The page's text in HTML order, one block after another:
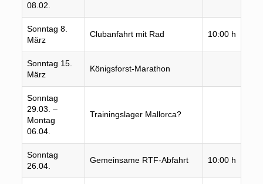
08.02.
Sonntag 8.
März
Clubanfahrt mit Rad 10:00 h
Sonntag 15.
März
Königsforst-Marathon
Sonntag
29.03. –
Montag
06.04.
Trainingslager Mallorca?
Sonntag
26.04.
Gemeinsame RTF-Abfahrt 10:00 h